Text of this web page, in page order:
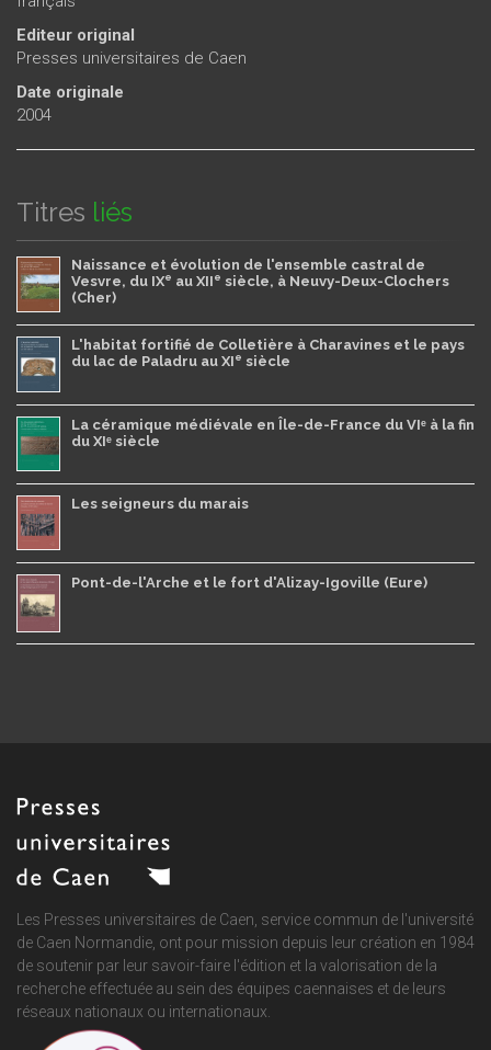
Editeur original
Presses universitaires de Caen
Date originale
2004
Titres liés
Naissance et évolution de l'ensemble castral de
Vesvre, du IXe au XIIe siècle, à Neuvy-Deux-Clochers
(Cher)
L'habitat fortifié de Colletière à Charavines et le pays
du lac de Paladru au XIe siècle
La céramique médiévale en Île-de-France du VIᵉ à la fin
du XIᵉ siècle
Les seigneurs du marais
Pont-de-l'Arche et le fort d'Alizay-Igoville (Eure)
Les Presses universitaires de Caen, service commun de l'université
de Caen Normandie, ont pour mission depuis leur création en 1984
de soutenir par leur savoir-faire l'édition et la valorisation de la
recherche effectuée au sein des équipes caennaises et de leurs
réseaux nationaux ou internationaux.